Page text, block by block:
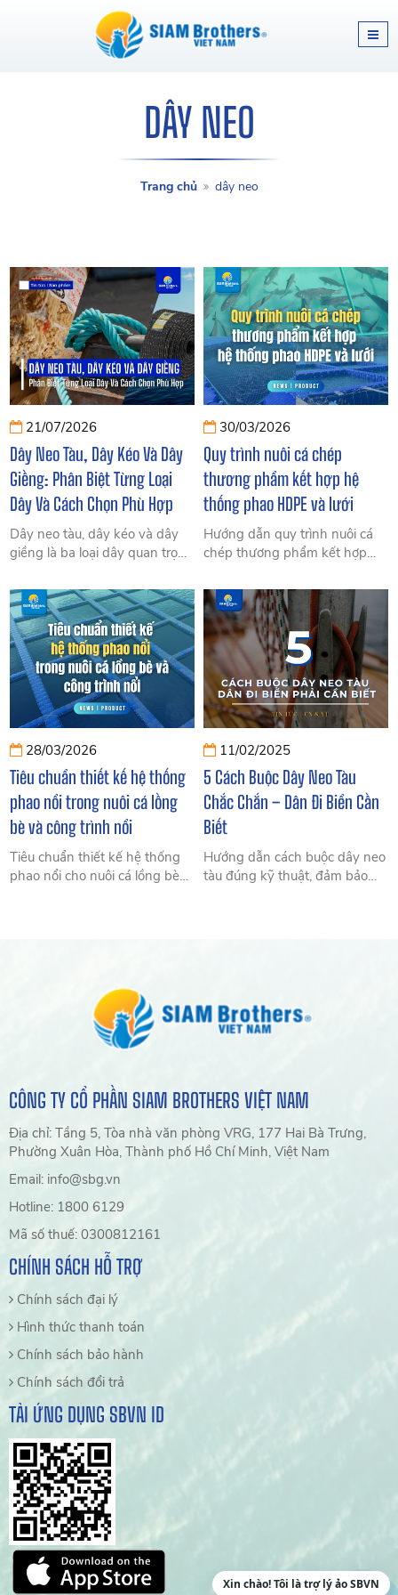
DÂY NEO
Trang chủ dây neo
21/07/2026
Dây Neo Tàu, Dây Kéo Và Dây
Giềng: Phân Biệt Từng Loại
Dây Và Cách Chọn Phù Hợp
Dây neo tàu, dây kéo và dây
giềng là ba loại dây quan trọng
sản và nuôi trồng biển. Tìm
hiểu công dụng, đặc điểm và
cách phân biệt từng loại dây.
30/03/2026
Quy trình nuôi cá chép
thương phẩm kết hợp hệ
thống phao HDPE và lưới
Hướng dẫn quy trình nuôi cá
chép thương phẩm kết hợp
nuôi giúp tăng năng suất, giảm
rủi ro, tối ưu chi phí cho bà con
ngư dân.
28/03/2026
Tiêu chuẩn thiết kế hệ thống
phao nổi trong nuôi cá lồng
bè và công trình nổi
Tiêu chuẩn thiết kế hệ thống
phao nổi cho nuôi cá lồng bè
11/02/2025
5 Cách Buộc Dây Neo Tàu
Chắc Chắn – Dân Đi Biển Cần
Biết
Hướng dẫn cách buộc dây neo
tàu đúng kỹ thuật, đảm bảo
CÔNG TY CỔ PHẦN SIAM BROTHERS VIỆT NAM
Địa chỉ: Tầng 5, Tòa nhà văn phòng VRG, 177 Hai Bà Trưng,
Phường Xuân Hòa, Thành phố Hồ Chí Minh, Việt Nam
Email: info@sbg.vn
Hotline: 1800 6129
Mã số thuế: 0300812161
CHÍNH SÁCH HỖ TRỢ
Chính sách đại lý
Hình thức thanh toán
Chính sách bảo hành
Chính sách đổi trả
TẢI ỨNG DỤNG SBVN ID
Xin chào! Tôi là trợ lý ảo SBVN